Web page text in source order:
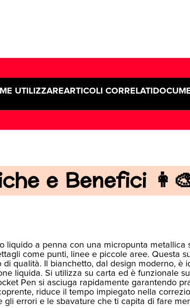
UTILIZZAREARTICOLI CORRELATI
e Benefici
liquido a penna con una micropunta metallica
come punti, linee e piccole aree. Questa
di qualità. Il bianchetto, dal design moderno, è
liquida. Si utilizza su carta ed è funzionale
Pen si asciuga rapidamente garantendo
riduce il tempo impiegato nella
errori e le sbavature che ti capita di fare